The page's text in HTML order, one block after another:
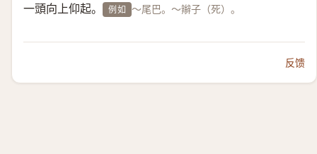
一頭向上仰起。 例如 ～尾巴。～辮子（死）。
反馈